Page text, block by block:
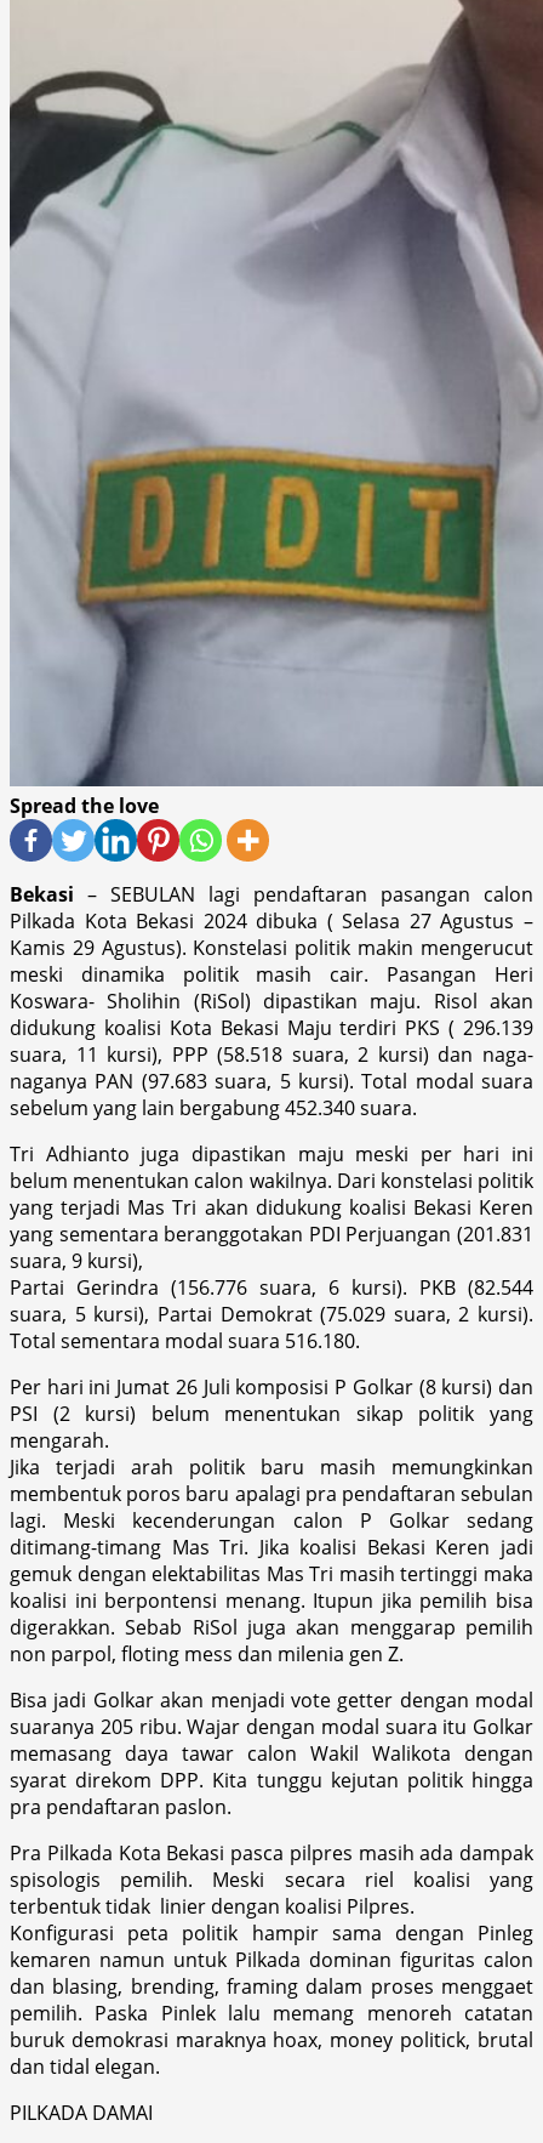
Spread the love
Bekasi – SEBULAN lagi pendaftaran pasangan calon
Pilkada Kota Bekasi 2024 dibuka ( Selasa 27 Agustus –
Kamis 29 Agustus). Konstelasi politik makin mengerucut
meski dinamika politik masih cair. Pasangan Heri
Koswara- Sholihin (RiSol) dipastikan maju. Risol akan
didukung koalisi Kota Bekasi Maju terdiri PKS ( 296.139
suara, 11 kursi), PPP (58.518 suara, 2 kursi) dan naga-
naganya PAN (97.683 suara, 5 kursi). Total modal suara
sebelum yang lain bergabung 452.340 suara.
Tri Adhianto juga dipastikan maju meski per hari ini
belum menentukan calon wakilnya. Dari konstelasi politik
yang terjadi Mas Tri akan didukung koalisi Bekasi Keren
yang sementara beranggotakan PDI Perjuangan (201.831
suara, 9 kursi),
Partai Gerindra (156.776 suara, 6 kursi). PKB (82.544
suara, 5 kursi), Partai Demokrat (75.029 suara, 2 kursi).
Total sementara modal suara 516.180.
Per hari ini Jumat 26 Juli komposisi P Golkar (8 kursi) dan
PSI (2 kursi) belum menentukan sikap politik yang
mengarah.
Jika terjadi arah politik baru masih memungkinkan
membentuk poros baru apalagi pra pendaftaran sebulan
lagi. Meski kecenderungan calon P Golkar sedang
ditimang-timang Mas Tri. Jika koalisi Bekasi Keren jadi
gemuk dengan elektabilitas Mas Tri masih tertinggi maka
koalisi ini berpontensi menang. Itupun jika pemilih bisa
digerakkan. Sebab RiSol juga akan menggarap pemilih
non parpol, floting mess dan milenia gen Z.
Bisa jadi Golkar akan menjadi vote getter dengan modal
suaranya 205 ribu. Wajar dengan modal suara itu Golkar
memasang daya tawar calon Wakil Walikota dengan
syarat direkom DPP. Kita tunggu kejutan politik hingga
pra pendaftaran paslon.
Pra Pilkada Kota Bekasi pasca pilpres masih ada dampak
spisologis pemilih. Meski secara riel koalisi yang
terbentuk tidak linier dengan koalisi Pilpres.
Konfigurasi peta politik hampir sama dengan Pinleg
kemaren namun untuk Pilkada dominan figuritas calon
dan blasing, brending, framing dalam proses menggaet
pemilih. Paska Pinlek lalu memang menoreh catatan
buruk demokrasi maraknya hoax, money politick, brutal
dan tidal elegan.
PILKADA DAMAI